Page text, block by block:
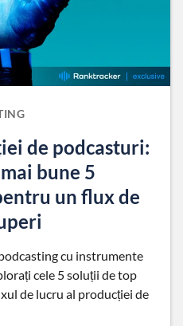
de podcasturi:
bune 5
un flux de
cu instrumente
cele 5 soluții de top
de lucru al producției de